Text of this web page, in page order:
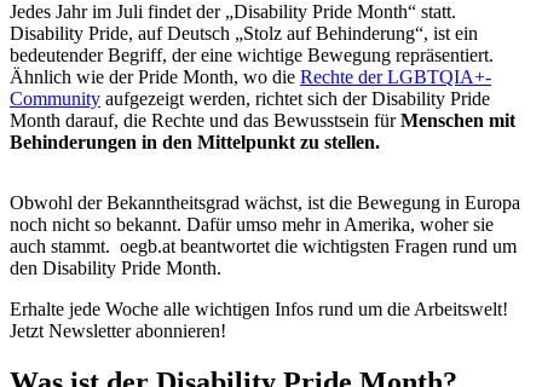
Jedes Jahr im Juli findet der „Disability Pride Month“ statt.
Disability Pride, auf Deutsch „Stolz auf Behinderung“, ist ein
bedeutender Begriff, der eine wichtige Bewegung repräsentiert.
Ähnlich wie der Pride Month, wo die Rechte der LGBTQIA+-
Community aufgezeigt werden, richtet sich der Disability Pride
Month darauf, die Rechte und das Bewusstsein fürMenschen mit
Behinderungen in den Mittelpunkt zu stellen.
Obwohl der Bekanntheitsgrad wächst, ist die Bewegung in Europa
noch nicht so bekannt. Dafür umso mehr in Amerika, woher sie
auch stammt. oegb.at beantwortet die wichtigsten Fragen rund um
den Disability Pride Month.
Erhalte jede Woche alle wichtigen Infos rund um die Arbeitswelt!
Jetzt Newsletter abonnieren!